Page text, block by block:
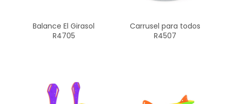
Balance El Girasol
R4705
Carrusel para todos
R4507